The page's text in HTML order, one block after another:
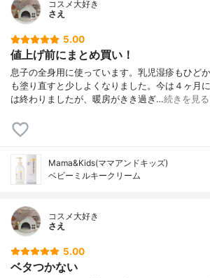
コスメ大好き
さえ
5.00
値上げ前にまとめ買い！
息子の全身用に使っています。乳児湿疹もひど
も塗り直すと少しよくなりました。今は４ヶ月
は終わりましたが、暖房がきき過ぎ…続きを見る
Mama&Kids(ママアンドキッズ)
ベビーミルキークリーム
コスメ大好き
さえ
5.00
ベタつかない